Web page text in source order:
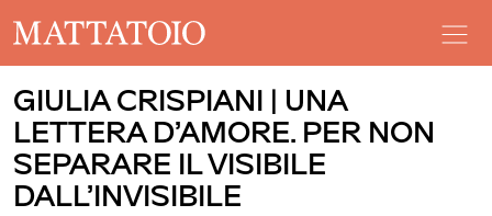
GIULIA CRISPIANI | UNA
LETTERA D’AMORE. PER NON
SEPARARE IL VISIBILE
DALL’INVISIBILE